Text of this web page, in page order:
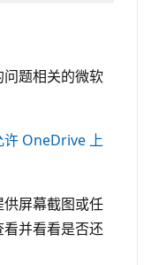
题相关的微软
许 OneDrive 上
屏幕截图或任
并看看是否还